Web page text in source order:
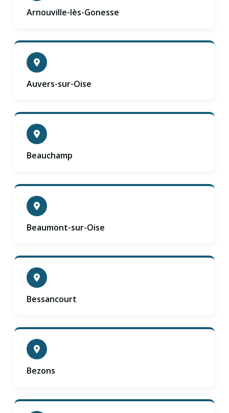
Arnouville-lès-Gonesse
Auvers-sur-Oise
Beauchamp
Beaumont-sur-Oise
Bessancourt
Bezons